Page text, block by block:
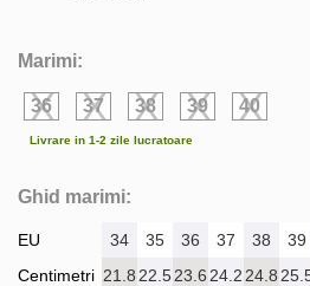
Marimi:
36 37 38 39 40
Livrare in 1-2 zile lucratoare
Ghid marimi:
EU
Centimetri
34 35 36 37 38 39
21.8 22.523.6 24.2 24.8